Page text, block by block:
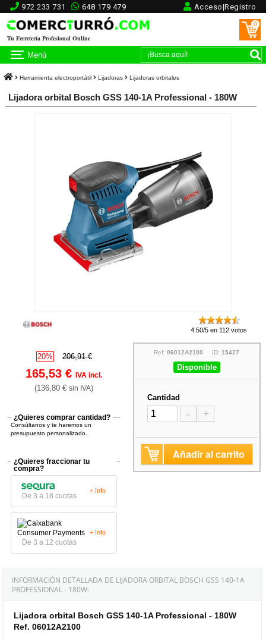
972 233 731 648 179 479 Acceso|Registro
Tu Ferretería Profesional Online
0
Menú
Herramienta electroportátil Lijadoras Lijadoras orbitales
Lijadora orbital Bosch GSS 140-1A Professional - 180W
4.50/5 en 112 votos
20% 206,91 €
165,53 €IVA incl.
(136,80 €sin IVA)
¿Quieres comprar cantidad?
Consúltanos y te haremos un
presupuesto personalizado.
¿Quieres fraccionar tu
compra?
De 3 a 18 cuotas
+ Info
De 3 a 12 cuotas
+ Info
Ref:06012A2100 ID:15427
Disponible
Cantidad
- +
Añadir al carrito
INFORMACIÓN DETALLADA DE LIJADORA ORBITAL BOSCH GSS 140-1A
PROFESSIONAL - 180W:
Lijadora orbital Bosch GSS 140-1A Professional - 180W
Ref. 06012A2100